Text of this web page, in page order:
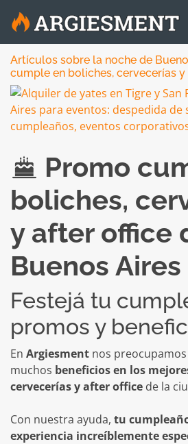
Artículos sobre la noche de
cumple en boliches, cervecerías
Promo
boliches,
y after office
Buenos Aires
Festejá tu
promos y
En Argiesment nos
muchos beneficios en los
cervecerías y after office de la
Con nuestra ayuda, tu
experiencia increíblemente